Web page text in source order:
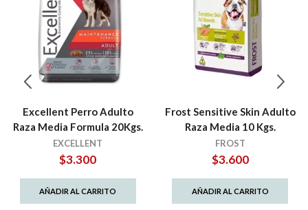
Excellent Perro Adulto
Raza Media Formula 20Kgs.
EXCELLENT
$3.300
AÑADIR AL CARRITO
Frost Sensitive Skin Adulto
Raza Media 10 Kgs.
FROST
$3.600
AÑADIR AL CARRITO